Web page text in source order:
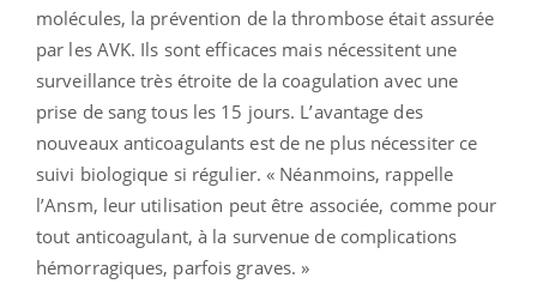
molécules, la prévention de la thrombose était assurée
par les AVK. Ils sont efficaces mais nécessitent une
surveillance très étroite de la coagulation avec une
prise de sang tous les 15 jours. L’avantage des
nouveaux anticoagulants est de ne plus nécessiter ce
suivi biologique si régulier. « Néanmoins, rappelle
l’Ansm, leur utilisation peut être associée, comme pour
tout anticoagulant, à la survenue de complications
hémorragiques, parfois graves. »